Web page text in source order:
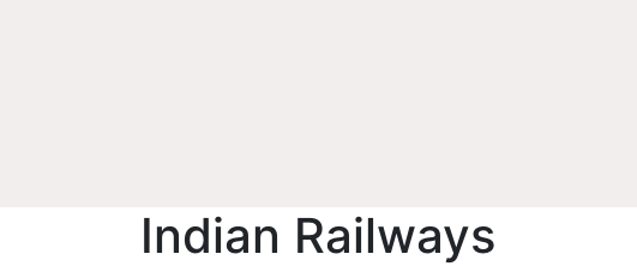
Indian Railways